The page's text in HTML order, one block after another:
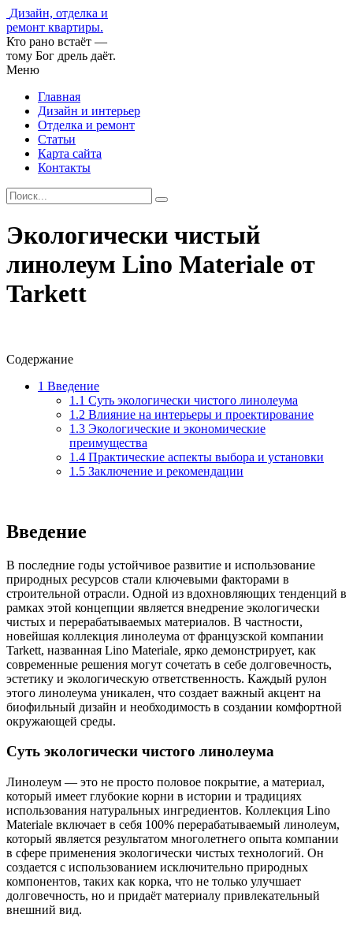
Дизайн, отделка и
ремонт квартиры.
Кто рано встаёт —
тому Бог дрель даёт.
Меню
Главная
Дизайн и интерьер
Отделка и ремонт
Статьи
Карта сайта
Контакты
Экологически чистый
линолеум Lino Materiale от
Tarkett
Содержание
1 Введение
1.1 Суть экологически чистого линолеума
1.2 Влияние на интерьеры и проектирование
1.3 Экологические и экономические
преимущества
1.4 Практические аспекты выбора и установки
1.5 Заключение и рекомендации
Введение
В последние годы устойчивое развитие и использование
природных ресурсов стали ключевыми факторами в
строительной отрасли. Одной из вдохновляющих тенденций в
рамках этой концепции является внедрение экологически
чистых и перерабатываемых материалов. В частности,
новейшая коллекция линолеума от французской компании
Tarkett, названная Lino Materiale, ярко демонстрирует, как
современные решения могут сочетать в себе долговечность,
эстетику и экологическую ответственность. Каждый рулон
этого линолеума уникален, что создает важный акцент на
биофильный дизайн и необходимость в создании комфортной
окружающей среды.
Суть экологически чистого линолеума
Линолеум — это не просто половое покрытие, а материал,
который имеет глубокие корни в истории и традициях
использования натуральных ингредиентов. Коллекция Lino
Materiale включает в себя 100% перерабатываемый линолеум,
который является результатом многолетнего опыта компании
в сфере применения экологически чистых технологий. Он
создается с использованием исключительно природных
компонентов, таких как корка, что не только улучшает
долговечность, но и придаёт материалу привлекательный
внешний вид.